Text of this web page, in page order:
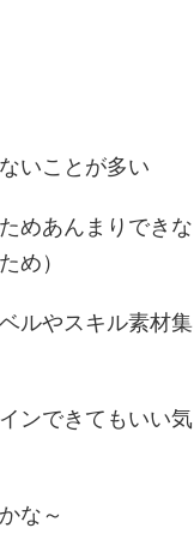
いことが多い
めあんまりできな
め）
ルやスキル素材集
ンできてもいい気
な～